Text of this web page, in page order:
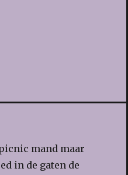
mand maar
in de gaten de